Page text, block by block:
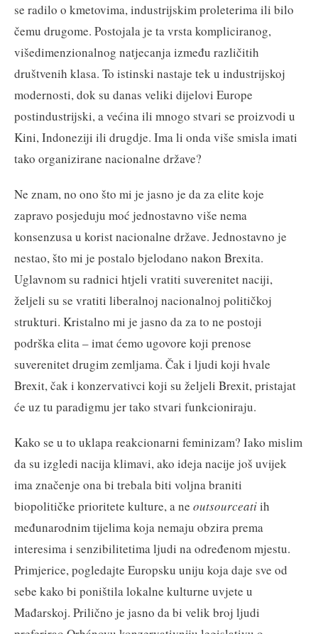
se radilo o kmetovima, industrijskim proleterima ili bilo
čemu drugome. Postojala je ta vrsta kompliciranog,
višedimenzionalnog natjecanja između različitih
društvenih klasa. To istinski nastaje tek u industrijskoj
modernosti, dok su danas veliki dijelovi Europe
postindustrijski, a većina ili mnogo stvari se proizvodi u
Kini, Indoneziji ili drugdje. Ima li onda više smisla imati
tako organizirane nacionalne države?
Ne znam, no ono što mi je jasno je da za elite koje
zapravo posjeduju moć jednostavno više nema
konsenzusa u korist nacionalne države. Jednostavno je
nestao, što mi je postalo bjelodano nakon Brexita.
Uglavnom su radnici htjeli vratiti suverenitet naciji,
željeli su se vratiti liberalnoj nacionalnoj političkoj
strukturi. Kristalno mi je jasno da za to ne postoji
podrška elita – imat ćemo ugovore koji prenose
suverenitet drugim zemljama. Čak i ljudi koji hvale
Brexit, čak i konzervativci koji su željeli Brexit, pristajat
će uz tu paradigmu jer tako stvari funkcioniraju.
Kako se u to uklapa reakcionarni feminizam? Iako mislim
da su izgledi nacija klimavi, ako ideja nacije još uvijek
ima značenje ona bi trebala biti voljna braniti
biopolitičke prioritete kulture, a ne outsourceatiih
međunarodnim tijelima koja nemaju obzira prema
interesima i senzibilitetima ljudi na određenom mjestu.
Primjerice, pogledajte Europsku uniju koja daje sve od
sebe kako bi poništila lokalne kulturne uvjete u
Mađarskoj. Prilično je jasno da bi velik broj ljudi